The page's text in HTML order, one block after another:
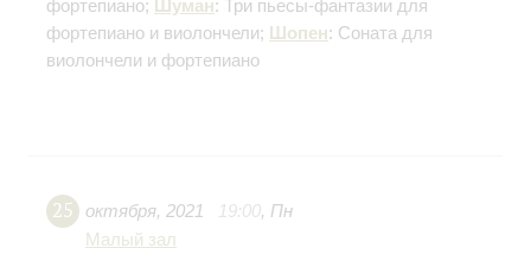
фортепиано; Шуман: Три пьесы-фантазии для
фортепиано и виолончели; Шопен: Соната для
виолончели и фортепиано
25 октября, 2021 19:00, Пн
Малый зал